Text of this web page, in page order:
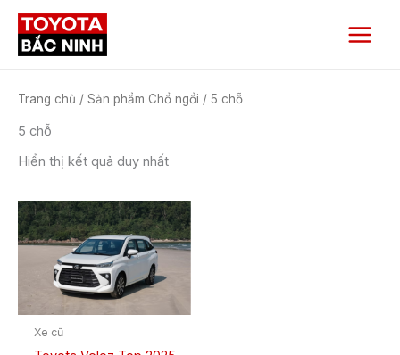
Nhảy
Menu
Trang chủ / Sản phẩm Chổ ngồi / 5 chỗ
5 chỗ
Hiển thị kết quả duy nhất
Xe cũ